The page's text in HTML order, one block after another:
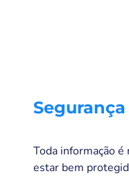
Toda informação
estar bem